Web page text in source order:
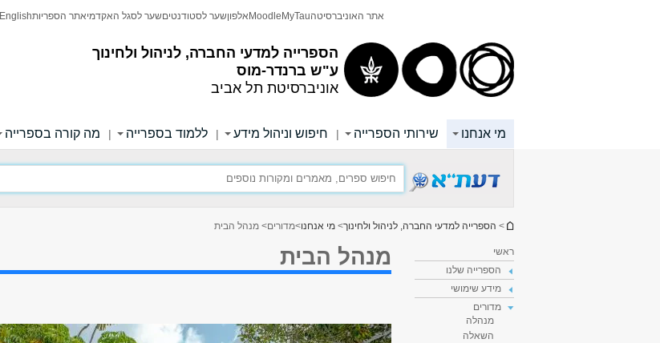
הספרייה למדעי החברה, לניהול ולחינוך
ע"ש ברנדר-מוס
אוניברסיטת תל אביב
אתר האוניברסיטהMyTau
Moodle אלפוןשער לסטודנטיםשער לסגל האקדמיאתר הספריותEnglish
מי אנחנו שירותי הספרייה | חיפוש וניהול מידע | ללמוד בספרייה | מה קורה בספרייה
הינך נמצא כאן
> הספרייה למדעי החברה, לניהול ולחינוך> מי אנחנו>מדורים> מנהל הבית
ראשי
הספרייה שלנו
מידע שימושי
מדורים
מנהלה
השאלה
מנהל הבית